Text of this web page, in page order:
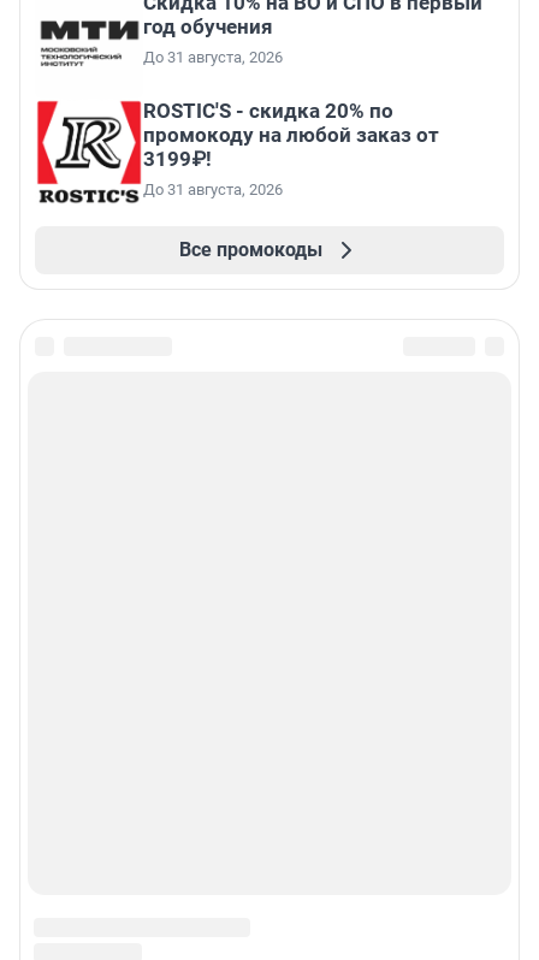
год обучения
До 31 августа, 2026
ROSTIC'S - скидка 20% по
промокоду на любой заказ от
3199₽!
До 31 августа, 2026
Все промокоды